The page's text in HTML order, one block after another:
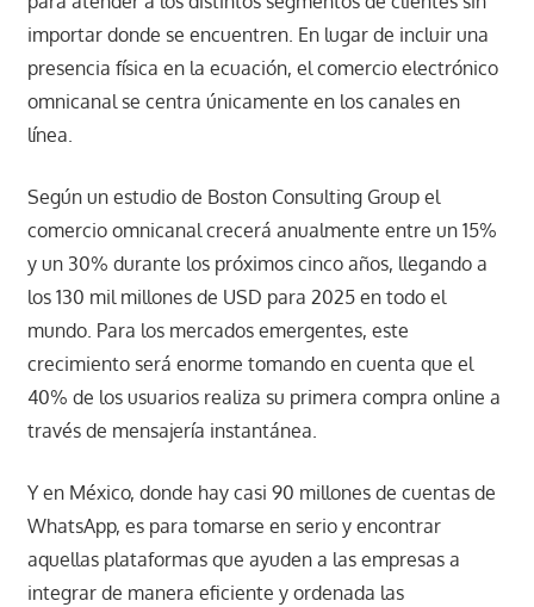
importar donde se encuentren. En lugar de incluir una
presencia física en la ecuación, el comercio electrónico
omnicanal se centra únicamente en los canales en
línea.
Según un estudio de Boston Consulting Group el
comercio omnicanal crecerá anualmente entre un 15%
y un 30% durante los próximos cinco años, llegando a
los 130 mil millones de USD para 2025 en todo el
mundo. Para los mercados emergentes, este
crecimiento será enorme tomando en cuenta que el
40% de los usuarios realiza su primera compra online a
través de mensajería instantánea.
Y en México, donde hay casi 90 millones de cuentas de
WhatsApp, es para tomarse en serio y encontrar
aquellas plataformas que ayuden a las empresas a
integrar de manera eficiente y ordenada las